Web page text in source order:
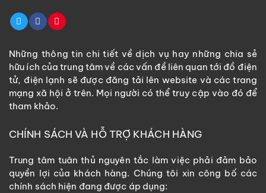
Những thông tin chi tiết về dịch vụ hay những chia sẻ
hữu ích của trung tâm về các vấn đề liên quan tới đồ điện
tử, điện lạnh sẽ được đăng tải lên website và các trang
mạng xã hội ở trên. Mọi người có thể truy cập vào đó để
tham khảo.
CHÍNH SÁCH VÀ HỖ TRỢ KHÁCH HÀNG
Trung tâm tuân thủ nguyên tắc làm việc phải đảm bảo
quyền lợi của khách hàng. Chúng tôi xin công bố các
chính sách hiện đang được áp dụng: